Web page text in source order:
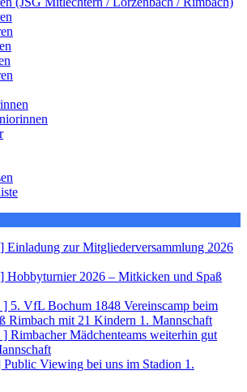
Einladung zur Mitgliederversammlung 2026
Hobbyturnier 2026 – Mitkicken und Spaß
] 5. VfL Bochum 1848 Vereinscamp beim
Rimbach mit 21 Kindern 1. Mannschaft
] Rimbacher Mädchenteams weiterhin gut
Public Viewing bei uns im Stadion 1.